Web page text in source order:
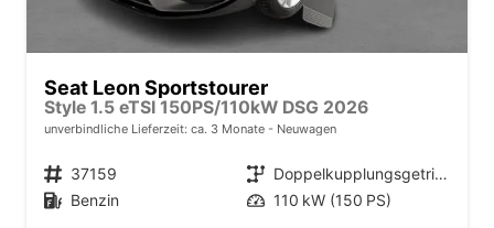
Seat Leon Sportstourer
Style 1.5 eTSI 150PS/110kW DSG 2026
unverbindliche Lieferzeit: ca. 3 Monate Neuwagen
Fahrzeugnr. 37159 Getriebe
Doppelkupplungsgetriebe (DSG)
Kraftstoff Benzin Leistung 110 kW (150 PS)